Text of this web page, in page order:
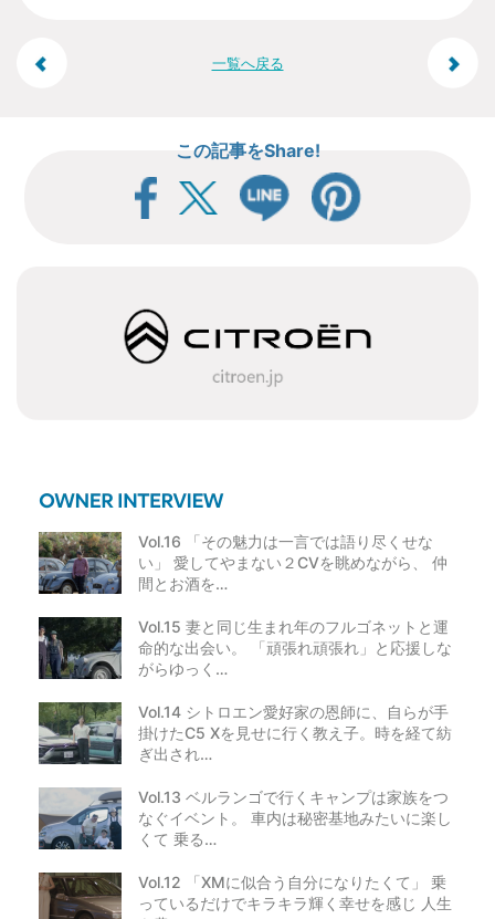
投
一覧へ戻る
この記事をShare!
Vol.16 「その魅力は一言では語り尽くせな
い」 愛してやまない２CVを眺めながら、 仲
間とお酒を…
Vol.15 妻と同じ生まれ年のフルゴネットと運
命的な出会い。 「頑張れ頑張れ」と応援しな
がらゆっく…
Vol.14 シトロエン愛好家の恩師に、自らが手
掛けたC5 Xを見せに行く教え子。時を経て紡
ぎ出され…
Vol.13 ベルランゴで行くキャンプは家族をつ
なぐイベント。 車内は秘密基地みたいに楽し
くて 乗る…
Vol.12 「XMに似合う自分になりたくて」 乗
っているだけでキラキラ輝く幸せを感じ 人生